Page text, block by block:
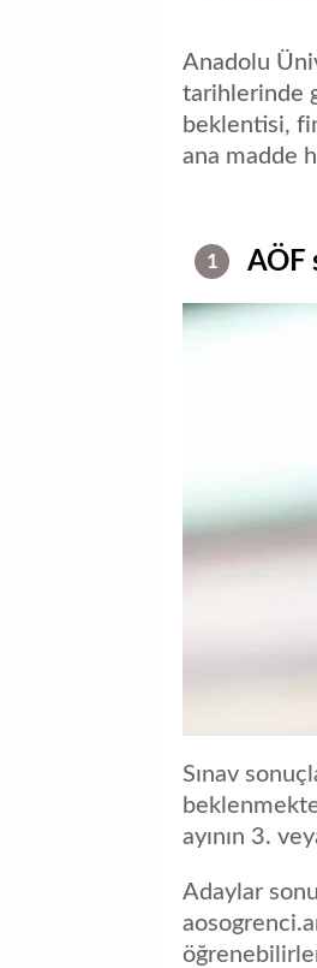
Anadolu
tarihlerinde
beklentisi,
ana madde
1 AÖF
Sınav
ayının 3.
Adaylar